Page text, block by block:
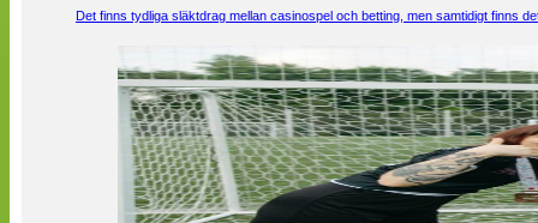
Det finns tydliga släktdrag mellan casinospel och betting, men samtidigt finns